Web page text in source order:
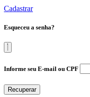
Cadastrar
Esqueceu a senha?
Informe seu E-mail ou CPF
Recuperar